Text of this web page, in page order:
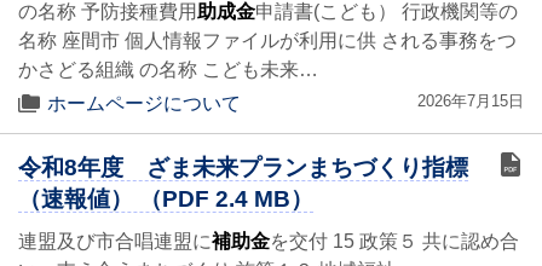
の名称 予防接種費用助成金申請書(こども） 行政機関等の
名称 座間市 個人情報ファイルが利用に供 される事務をつ
かさどる組織 の名称 こども未来…
ホームページについて
2026年7月15日
令和8年度 ざま未来プランまちづくり指標
（速報値） （PDF 2.4 MB）
連盟及び市合唱連盟に補助金を交付 15 政策５ 共に認め合